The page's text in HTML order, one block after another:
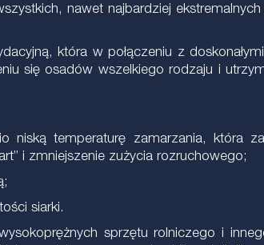
nawet najbardziej
która w połączeniu z
się osadów wszelkiego rodzaju i
niską temperaturę zamarzania, która
i zmniejszenie zużycia rozruchowego;
siarki.
sprzętu rolniczego i